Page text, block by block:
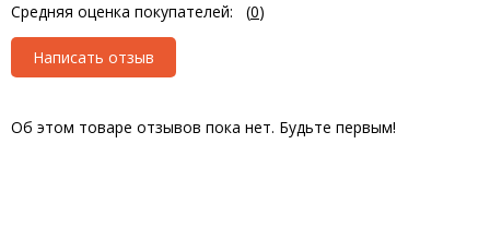
Средняя оценка покупателей: (0)
Написать отзыв
Об этом товаре отзывов пока нет. Будьте первым!